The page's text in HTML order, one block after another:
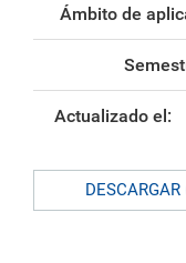
Ámbito de
Actualizado el: